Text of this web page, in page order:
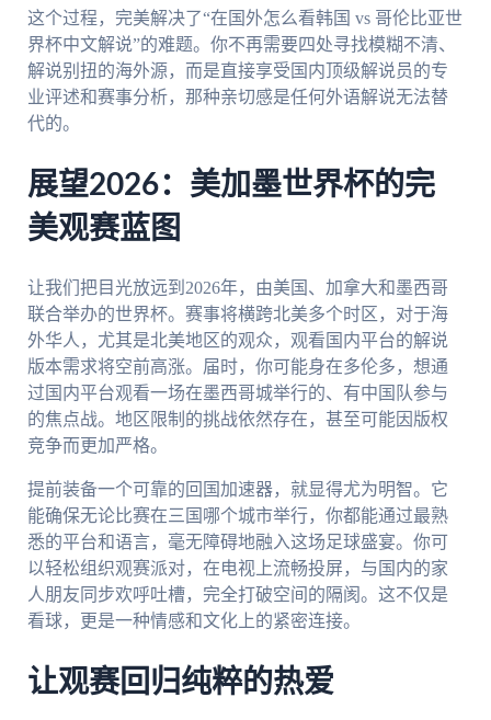
这个过程，完美解决了“在国外怎么看韩国 vs 哥伦比亚世
界杯中文解说”的难题。你不再需要四处寻找模糊不清、
解说别扭的海外源，而是直接享受国内顶级解说员的专
业评述和赛事分析，那种亲切感是任何外语解说无法替
代的。
展望2026：美加墨世界杯的完
美观赛蓝图
让我们把目光放远到2026年，由美国、加拿大和墨西哥
联合举办的世界杯。赛事将横跨北美多个时区，对于海
外华人，尤其是北美地区的观众，观看国内平台的解说
版本需求将空前高涨。届时，你可能身在多伦多，想通
过国内平台观看一场在墨西哥城举行的、有中国队参与
的焦点战。地区限制的挑战依然存在，甚至可能因版权
竞争而更加严格。
提前装备一个可靠的回国加速器，就显得尤为明智。它
能确保无论比赛在三国哪个城市举行，你都能通过最熟
悉的平台和语言，毫无障碍地融入这场足球盛宴。你可
以轻松组织观赛派对，在电视上流畅投屏，与国内的家
人朋友同步欢呼吐槽，完全打破空间的隔阂。这不仅是
看球，更是一种情感和文化上的紧密连接。
让观赛回归纯粹的热爱